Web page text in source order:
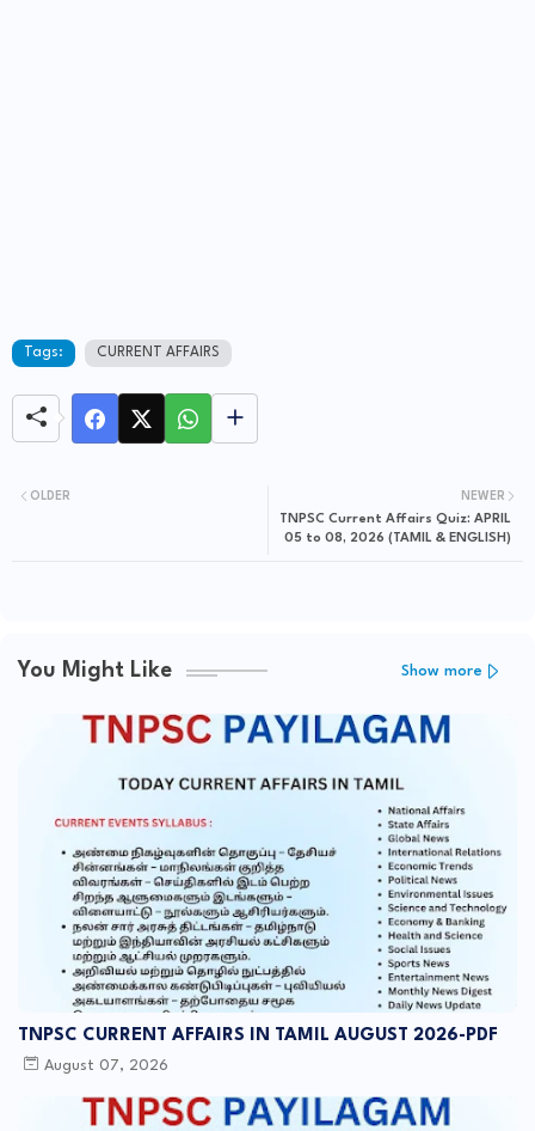
Tags: CURRENT AFFAIRS
NEWER
TNPSC Current Affairs Quiz: APRIL
05 to 08, 2026 (TAMIL & ENGLISH)
OLDER
You Might Like Show more
TNPSC CURRENT AFFAIRS IN TAMIL AUGUST 2026-PDF
August 07, 2026